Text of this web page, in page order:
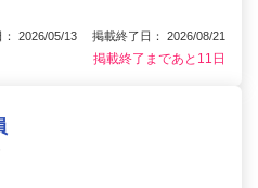
： 2026/05/13 掲載終了日： 2026/08/21
掲載終了まであと11日